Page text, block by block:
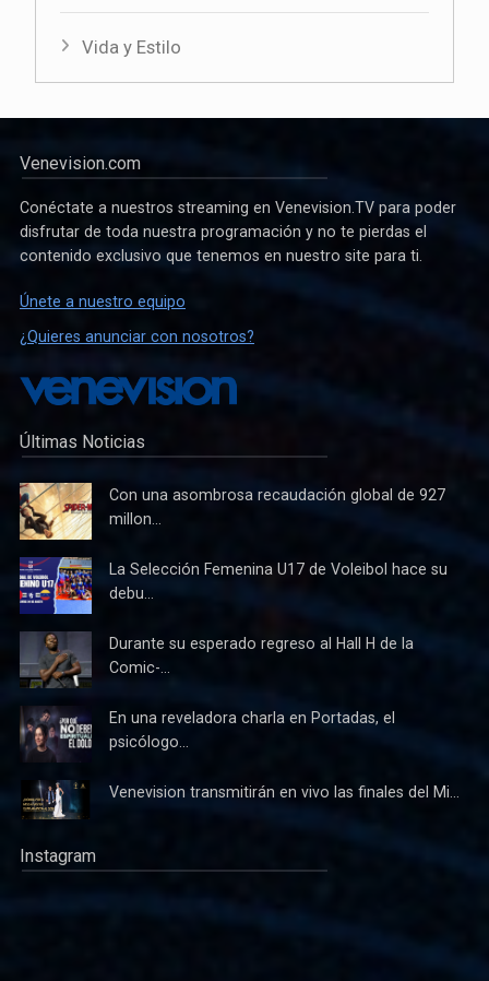
Vida y Estilo
Venevision.com
Conéctate a nuestros streaming en Venevision.TV para poder
disfrutar de toda nuestra programación y no te pierdas el
contenido exclusivo que tenemos en nuestro site para ti.
Únete a nuestro equipo
¿Quieres anunciar con nosotros?
Últimas Noticias
Con una asombrosa recaudación global de 927
millon...
La Selección Femenina U17 de Voleibol hace su
debu...
Durante su esperado regreso al Hall H de la
Comic-...
En una reveladora charla en Portadas, el
psicólogo...
Venevision transmitirán en vivo las finales del Mi...
Instagram